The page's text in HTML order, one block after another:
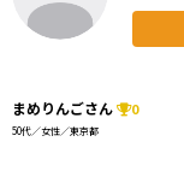
まめりんごさん 0
50代／女性／東京都